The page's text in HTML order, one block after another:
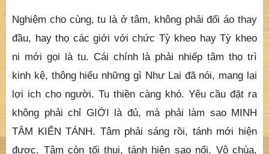
Nghiệm cho cùng, tu là ở tâm, không phải đổi áo thay
đầu, hay thọ các giới với chức Tỳ kheo hay Tỳ kheo
ni mới gọi là tu. Cái chính là phải nhiếp tâm thọ trì
kinh kệ, thông hiểu những gì Như Lai đã nói, mang lại
lợi ich cho người. Tu thiền càng khó. Yêu cầu đặt ra
không phải chỉ GIỚI là đủ, mà phải làm sao MINH
TÂM KIẾN TÁNH. Tâm phải sáng rồi, tánh mới hiện
được. Tâm còn tối thui, tánh hiện sao nổi. Vô chùa,